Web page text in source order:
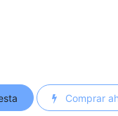
Comprar